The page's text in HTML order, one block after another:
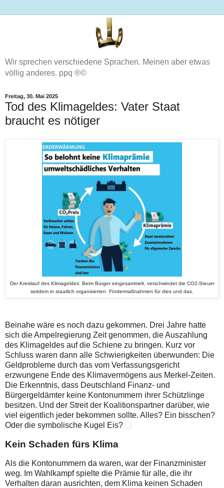
Wir sprechen verschiedene Sprachen. Meinen aber etwas
völlig anderes. ppq ®©
Freitag, 30. Mai 2025
Tod des Klimageldes: Vater Staat
braucht es nötiger
Der Kreislauf des Klimageldes: Beim Bürger eingesammelt, verschwindet die CO2-Steuer
seitdem in staatlich organisierten Fördermaßnahmen für dies und das.
Beinahe wäre es noch dazu gekommen. Drei Jahre hatte
sich die Ampelregierung Zeit genommen, die Auszahlung
des Klimageldes auf die Schiene zu bringen. Kurz vor
Schluss waren dann alle Schwierigkeiten überwunden: Die
Geldprobleme durch das vom Verfassungsgericht
erzwungene Ende des Klimavermögens aus Merkel-Zeiten.
Die Erkenntnis, dass Deutschland Finanz- und
Bürgergeldämter keine Kontonummern ihrer Schützlinge
besitzen. Und der Streit der Koalitionspartner darüber, wie
viel eigentlich jeder bekommen sollte. Alles? Ein bisschen?
Oder die symbolische Kugel Eis?
Kein Schaden fürs Klima
Als die Kontonummern da waren, war der Finanzminister
weg. Im Wahlkampf spielte die Prämie für alle, die ihr
Verhalten daran ausrichten, dem Klima keinen Schaden